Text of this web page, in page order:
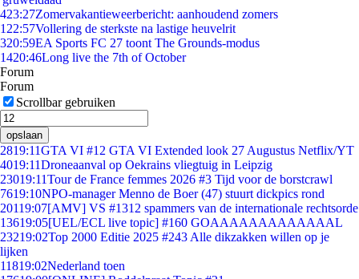
423:27Zomervakantieweerbericht: aanhoudend zomers
1 22:57Vollering de sterkste na lastige heuvelrit
320:59EA Sports FC 27 toont The Grounds-modus
1420:46Long live the 7th of October
Forum
Forum
Scrollbar gebruiken
opslaan
2819:11GTA VI #12 GTA VI Extended look 27 Augustus Netflix/YT
4019:11Droneaanval op Oekrains vliegtuig in Leipzig
23019:11Tour de France femmes 2026 #3 Tijd voor de borstcrawl
7619:10NPO-manager Menno de Boer (47) stuurt dickpics rond
20119:07[AMV] VS #1312 spammers van de internationale rechtsorde
13619:05[UEL/ECL live topic] #160 GOAAAAAAAAAAAAAL
23219:02Top 2000 Editie 2025 #243 Alle dikzakken willen op je
lijken
11819:02Nederland toen